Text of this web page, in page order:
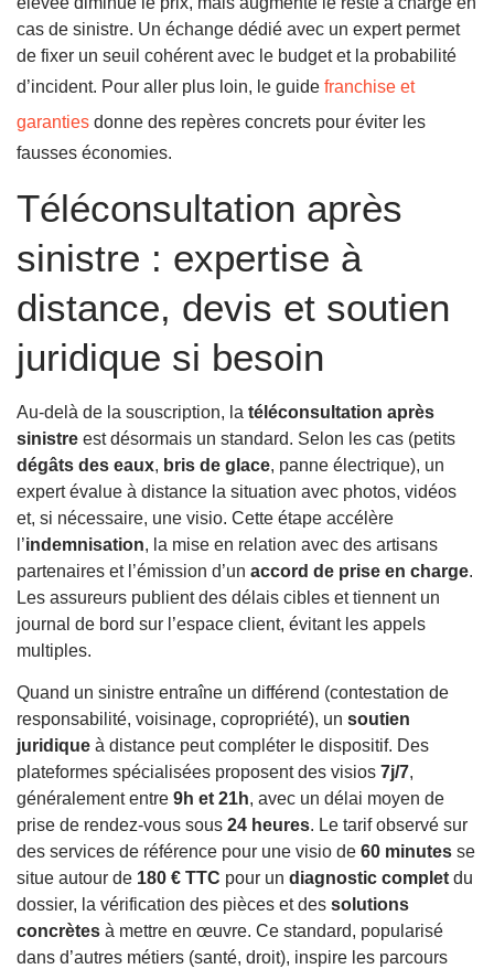
cas de sinistre. Un échange dédié avec un expert permet
de fixer un seuil cohérent avec le budget et la probabilité
d’incident. Pour aller plus loin, le guide franchise et
garanties donne des repères concrets pour éviter les
fausses économies.
Téléconsultation après
sinistre : expertise à
distance, devis et soutien
juridique si besoin
Au-delà de la souscription, la téléconsultation après
sinistre est désormais un standard. Selon les cas (petits
dégâts des eaux, bris de glace, panne électrique), un
expert évalue à distance la situation avec photos, vidéos
et, si nécessaire, une visio. Cette étape accélère
l’indemnisation, la mise en relation avec des artisans
partenaires et l’émission d’un accord de prise en charge.
Les assureurs publient des délais cibles et tiennent un
journal de bord sur l’espace client, évitant les appels
multiples.
Quand un sinistre entraîne un différend (contestation de
responsabilité, voisinage, copropriété), un soutien
juridique à distance peut compléter le dispositif. Des
plateformes spécialisées proposent des visios 7j/7,
généralement entre 9h et 21h, avec un délai moyen de
prise de rendez-vous sous 24 heures. Le tarif observé sur
des services de référence pour une visio de 60 minutes se
situe autour de 180 € TTC pour un diagnostic complet du
dossier, la vérification des pièces et des solutions
concrètes à mettre en œuvre. Ce standard, popularisé
dans d’autres métiers (santé, droit), inspire les parcours